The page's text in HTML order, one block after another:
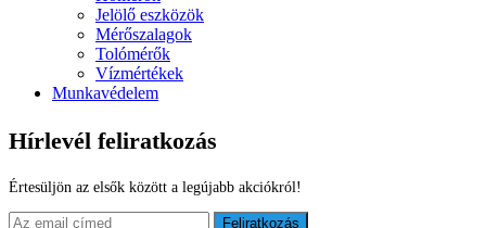
Jelölő eszközök
Mérőszalagok
Tolómérők
Vízmértékek
Munkavédelem
Hírlevél feliratkozás
Értesüljön az elsők között a legújabb akciókról!
Feliratkozás